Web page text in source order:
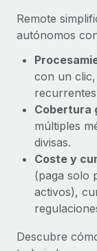
Remote
autónomos
con un
Cobertura
múltiples
divisas.
Coste y
(paga solo
activos),
Descubre